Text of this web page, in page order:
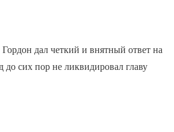
дал четкий и внятный ответ на
до сих пор не ликвидировал главу